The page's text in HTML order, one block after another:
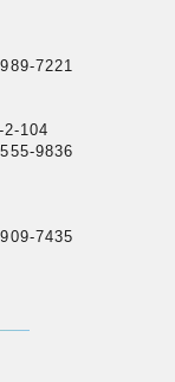
7221
2-104
9836
7435